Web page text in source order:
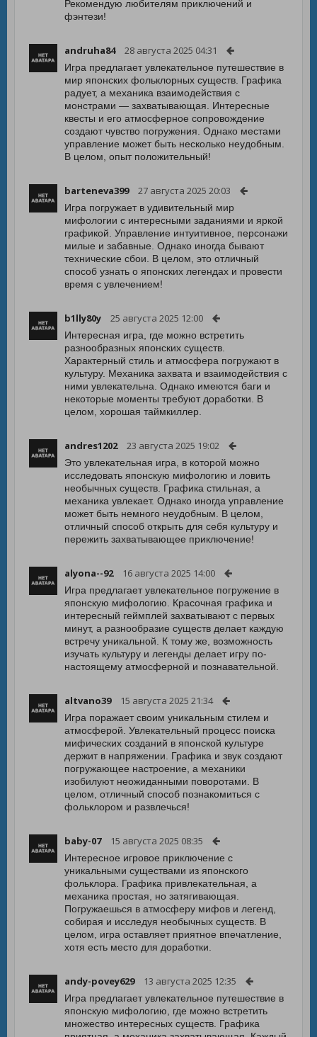
Рекомендую любителям приключений и
фэнтези!
andruha84 28 августа 2025 04:31
Игра предлагает увлекательное путешествие в
мир японских фольклорных существ. Графика
радует, а механика взаимодействия с
монстрами — захватывающая. Интересные
квесты и его атмосферное сопровождение
создают чувство погружения. Однако местами
управление может быть несколько неудобным.
В целом, опыт положительный!
barteneva399 27 августа 2025 20:03
Игра погружает в удивительный мир
мифологии с интересными заданиями и яркой
графикой. Управление интуитивное, персонажи
милые и забавные. Однако иногда бывают
технические сбои. В целом, это отличный
способ узнать о японских легендах и провести
время с увлечением!
b1lly80y 25 августа 2025 12:00
Интересная игра, где можно встретить
разнообразных японских существ.
Характерный стиль и атмосфера погружают в
культуру. Механика захвата и взаимодействия с
ними увлекательна. Однако имеются баги и
некоторые моменты требуют доработки. В
целом, хорошая таймкиллер.
andres1202 23 августа 2025 19:02
Это увлекательная игра, в которой можно
исследовать японскую мифологию и ловить
необычных существ. Графика стильная, а
механика увлекает. Однако иногда управление
может быть немного неудобным. В целом,
отличный способ открыть для себя культуру и
пережить захватывающее приключение!
alyona--92 16 августа 2025 14:00
Игра предлагает увлекательное погружение в
японскую мифологию. Красочная графика и
интересный геймплей захватывают с первых
минут, а разнообразие существ делает каждую
встречу уникальной. К тому же, возможность
изучать культуру и легенды делает игру по-
настоящему атмосферной и познавательной.
altvano39 15 августа 2025 21:34
Игра поражает своим уникальным стилем и
атмосферой. Увлекательный процесс поиска
мифических созданий в японской культуре
держит в напряжении. Графика и звук создают
погружающее настроение, а механики
изобилуют неожиданными поворотами. В
целом, отличный способ познакомиться с
фольклором и развлечься!
baby-07 15 августа 2025 08:35
Интересное игровое приключение с
уникальными существами из японского
фольклора. Графика привлекательная, а
механика простая, но затягивающая.
Погружаешься в атмосферу мифов и легенд,
собирая и исследуя необычных существ. В
целом, игра оставляет приятное впечатление,
хотя есть место для доработки.
andy-povey629 13 августа 2025 12:35
Игра предлагает увлекательное путешествие в
японскую мифологию, где можно встретить
множество интересных существ. Графика